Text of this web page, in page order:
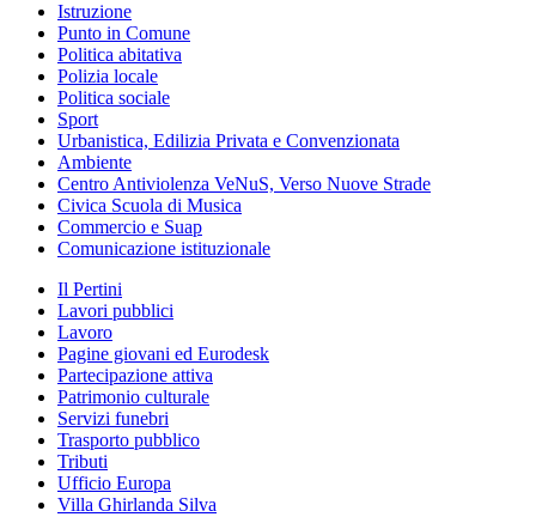
Istruzione
Punto in Comune
Politica abitativa
Polizia locale
Politica sociale
Sport
Urbanistica, Edilizia Privata e Convenzionata
Ambiente
Centro Antiviolenza VeNuS, Verso Nuove Strade
Civica Scuola di Musica
Commercio e Suap
Comunicazione istituzionale
Il Pertini
Lavori pubblici
Lavoro
Pagine giovani ed Eurodesk
Partecipazione attiva
Patrimonio culturale
Servizi funebri
Trasporto pubblico
Tributi
Ufficio Europa
Villa Ghirlanda Silva